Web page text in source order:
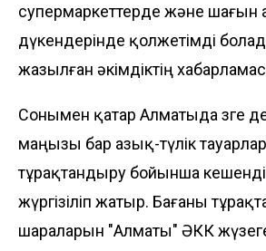
супермаркеттерде және шағын
дүкендерінде қолжетімді
жазылған әкімдіктің
Сонымен қатар Алматыда өзге
маңызы бар азық-түлік
тұрақтандыру бойынша
жүргізіліп жатыр. Бағаны
шараларын "Алматы" ӘКК